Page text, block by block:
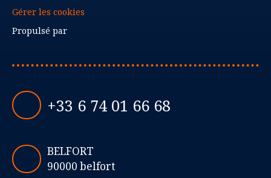
Gérer les cookies
Propulsé par
+33 6 74 01 66 68
BELFORT
90000 belfort